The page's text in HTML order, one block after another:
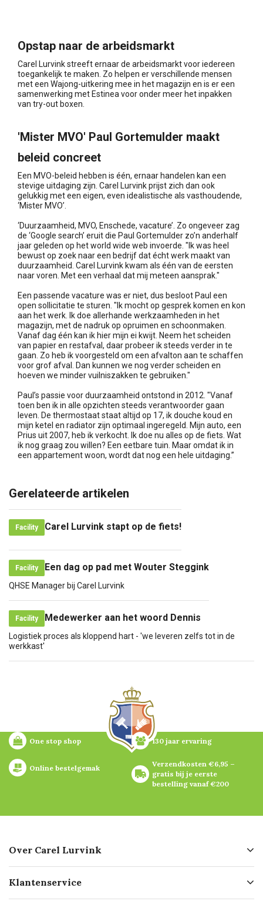
Opstap naar de arbeidsmarkt
Carel Lurvink streeft ernaar de arbeidsmarkt voor iedereen
toegankelijk te maken. Zo helpen er verschillende mensen
met een Wajong-uitkering mee in het magazijn en is er een
samenwerking met Estinea voor onder meer het inpakken
van try-out boxen.
'Mister MVO' Paul Gortemulder maakt
beleid concreet
Een MVO-beleid hebben is één, ernaar handelen kan een
stevige uitdaging zijn. Carel Lurvink prijst zich dan ook
gelukkig met een eigen, even idealistische als vasthoudende,
‘Mister MVO’.
‘Duurzaamheid, MVO, Enschede, vacature’. Zo ongeveer zag
de ‘Google search’ eruit die Paul Gortemulder zo’n anderhalf
jaar geleden op het world wide web invoerde. "Ik was heel
bewust op zoek naar een bedrijf dat écht werk maakt van
duurzaamheid. Carel Lurvink kwam als één van de eersten
naar voren. Met een verhaal dat mij meteen aansprak."
Een passende vacature was er niet, dus besloot Paul een
open sollicitatie te sturen. "Ik mocht op gesprek komen en kon
aan het werk. Ik doe allerhande werkzaamheden in het
magazijn, met de nadruk op opruimen en schoonmaken.
Vanaf dag één kan ik hier mijn ei kwijt. Neem het scheiden
van papier en restafval, daar probeer ik steeds verder in te
gaan. Zo heb ik voorgesteld om een afvalton aan te schaffen
voor grof afval. Dan kunnen we nog verder scheiden en
hoeven we minder vuilniszakken te gebruiken."
Paul’s passie voor duurzaamheid ontstond in 2012. "Vanaf
toen ben ik in alle opzichten steeds verantwoorder gaan
leven. De thermostaat staat altijd op 17, ik douche koud en
mijn ketel en radiator zijn optimaal ingeregeld. Mijn auto, een
Prius uit 2007, heb ik verkocht. Ik doe nu alles op de fiets. Wat
ik nog graag zou willen? Een eetbare tuin. Maar omdat ik in
een appartement woon, wordt dat nog een hele uitdaging.”
Gerelateerde artikelen
Facility Carel Lurvink stapt op de fiets!
Facility Een dag op pad met Wouter Steggink
QHSE Manager bij Carel Lurvink
Facility Medewerker aan het woord Dennis
Logistiek proces als kloppend hart - 'we leveren zelfs tot in de
werkkast'
One stop shop 130 jaar ervaring
Online bestelgemak
Verzendkosten €6,95 –
gratis bij je eerste
bestelling vanaf €200
Over Carel Lurvink
Geschiedenis
Klantenservice